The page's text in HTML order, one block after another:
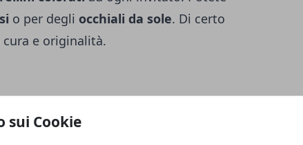
sui Cookie
o per degli occhiali da sole. Di certo
e originalità.
da prevedere. L’unica cosa che
come quelli invernali o